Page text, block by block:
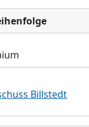
Billstedt